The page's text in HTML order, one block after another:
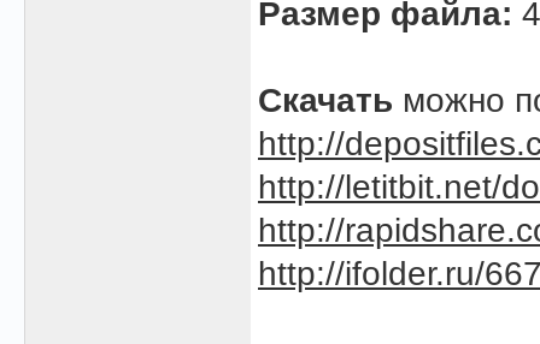
Размер файла:
Скачать можно
http://
http://letitbit.net/
http://
http://ifolder.ru/